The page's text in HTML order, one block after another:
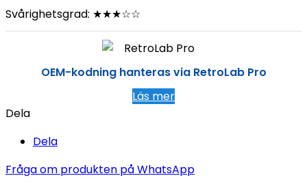
Svårighetsgrad: ★★★☆☆
OEM-kodning hanteras via RetroLab Pro
Läs mer
Dela
Dela
Fråga om produkten på WhatsApp